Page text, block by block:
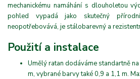
mechanickému namáhání s dlouholetou
pohled vypadá jako skutečný
neopotřebovává, je stálobarevný a
Použití a instalace
Umělý ratan dodáváme standartně
m, vybrané barvy také 0,9 a 1,1 m.